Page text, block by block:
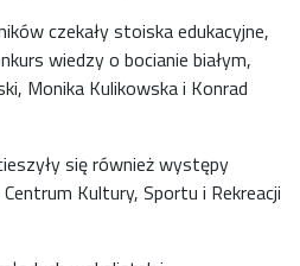
czekały stoiska edukacyjne,
wiedzy o bocianie białym,
Monika Kulikowska i Konrad
się również występy
Kultury, Sportu i Rekreacji